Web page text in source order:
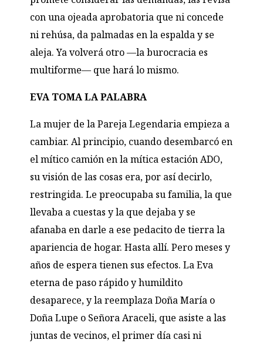
con una ojeada aprobatoria que ni concede
ni rehúsa, da palmadas en la espalda y se
aleja. Ya volverá otro —la burocracia es
multiforme— que hará lo mismo.
EVA TOMA LA PALABRA
La mujer de la Pareja Legendaria empieza a
cambiar. Al principio, cuando desembarcó en
el mítico camión en la mítica estación ADO,
su visión de las cosas era, por así decirlo,
restringida. Le preocupaba su familia, la que
llevaba a cuestas y la que dejaba y se
afanaba en darle a ese pedacito de tierra la
apariencia de hogar. Hasta allí. Pero meses y
años de espera tienen sus efectos. La Eva
eterna de paso rápido y humildito
desaparece, y la reemplaza Doña María o
Doña Lupe o Señora Araceli, que asiste a las
juntas de vecinos, el primer día casi ni